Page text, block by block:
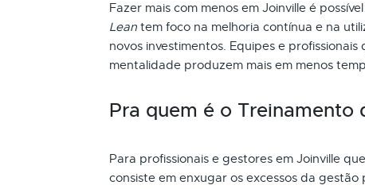
Fazer mais com menos em Joinville é
Lean tem foco na melhoria contínua e na
novos investimentos. Equipes e
mentalidade produzem mais em menos
Pra quem é o Treinamento
Para profissionais e gestores em Joinville
consiste em enxugar os excessos da